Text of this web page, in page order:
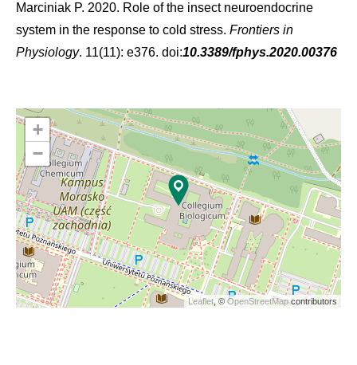
Marciniak P. 2020. Role of the insect neuroendocrine
system in the response to cold stress. Frontiers in
Physiology. 11(11): e376. doi:10.3389/fphys.2020.00376
+
−
Leaflet, ©OpenStreetMapcontributors